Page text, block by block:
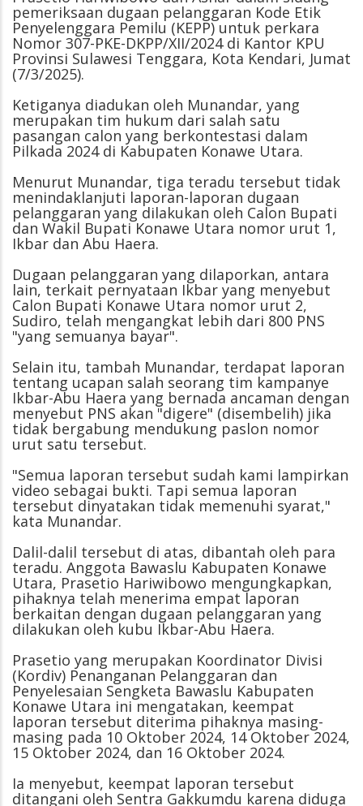
pemeriksaan dugaan pelanggaran Kode Etik
Penyelenggara Pemilu (KEPP) untuk perkara
Nomor 307-PKE-DKPP/XII/2024 di Kantor KPU
Provinsi Sulawesi Tenggara, Kota Kendari, Jumat
(7/3/2025).
Ketiganya diadukan oleh Munandar, yang
merupakan tim hukum dari salah satu
pasangan calon yang berkontestasi dalam
Pilkada 2024 di Kabupaten Konawe Utara.
Menurut Munandar, tiga teradu tersebut tidak
menindaklanjuti laporan-laporan dugaan
pelanggaran yang dilakukan oleh Calon Bupati
dan Wakil Bupati Konawe Utara nomor urut 1,
Ikbar dan Abu Haera.
Dugaan pelanggaran yang dilaporkan, antara
lain, terkait pernyataan Ikbar yang menyebut
Calon Bupati Konawe Utara nomor urut 2,
Sudiro, telah mengangkat lebih dari 800 PNS
"yang semuanya bayar".
Selain itu, tambah Munandar, terdapat laporan
tentang ucapan salah seorang tim kampanye
Ikbar-Abu Haera yang bernada ancaman dengan
menyebut PNS akan "digere" (disembelih) jika
tidak bergabung mendukung paslon nomor
urut satu tersebut.
"Semua laporan tersebut sudah kami lampirkan
video sebagai bukti. Tapi semua laporan
tersebut dinyatakan tidak memenuhi syarat,"
kata Munandar.
Dalil-dalil tersebut di atas, dibantah oleh para
teradu. Anggota Bawaslu Kabupaten Konawe
Utara, Prasetio Hariwibowo mengungkapkan,
pihaknya telah menerima empat laporan
berkaitan dengan dugaan pelanggaran yang
dilakukan oleh kubu Ikbar-Abu Haera.
Prasetio yang merupakan Koordinator Divisi
(Kordiv) Penanganan Pelanggaran dan
Penyelesaian Sengketa Bawaslu Kabupaten
Konawe Utara ini mengatakan, keempat
laporan tersebut diterima pihaknya masing-
masing pada 10 Oktober 2024, 14 Oktober 2024,
15 Oktober 2024, dan 16 Oktober 2024.
Ia menyebut, keempat laporan tersebut
ditangani oleh Sentra Gakkumdu karena diduga